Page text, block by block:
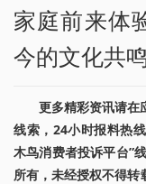
家庭前来体
今的文化共
更多精彩资讯请在
线索，24小时报料热
木鸟消费者投诉平台”
所有，未经授权不得